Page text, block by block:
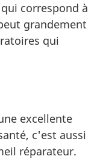
correspond à
grandement
qui
excellente
c'est aussi
réparateur.